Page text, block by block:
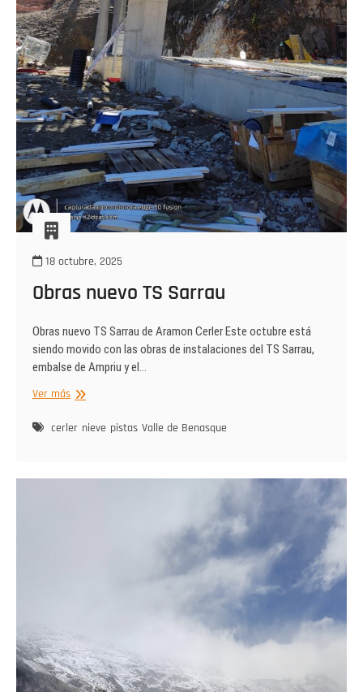
18 octubre, 2025
Obras nuevo TS Sarrau
Obras nuevo TS Sarrau de Aramon Cerler Este octubre está
siendo movido con las obras de instalaciones del TS Sarrau,
embalse de Ampriu y el…
Ver másObras
TS
cerler nieve pistas Valle de Benasque